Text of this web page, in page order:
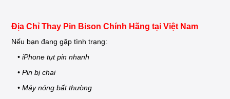
Địa Chỉ Thay Pin Bison Chính Hãng tại Việt Nam
Nếu bạn đang gặp tình trạng:
• iPhone tụt pin nhanh
• Pin bị chai
• Máy nóng bất thường